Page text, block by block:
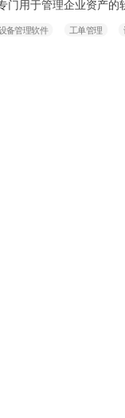
门用于管理企业资产
包含一下功能：设备
备管理软件 工单管理